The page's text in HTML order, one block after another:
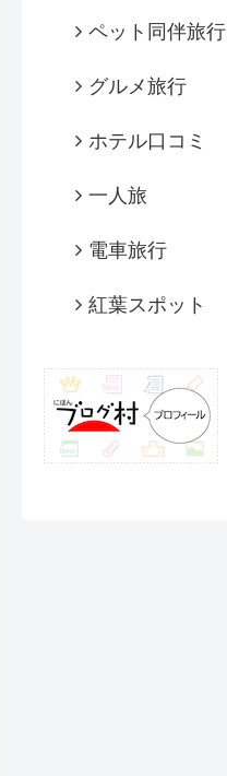
ペット同伴旅行
グルメ旅行
ホテル口コミ
一人旅
電車旅行
紅葉スポット